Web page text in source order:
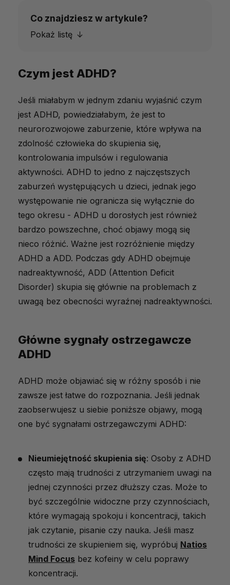
Co znajdziesz w artykule?
Pokaż listę
Czym jest ADHD?
normalnym zachowaniem a ADHD?
Kiedy szukać pomocy specjalisty?
Znane osoby żyjące z ADHD
Podsumowanie o ADHD
Suplementy diety, które mogą być
pomocne przy ADHD:
Czym jest ADHD?
Jeśli miałabym w jednym zdaniu wyjaśnić czym
jest ADHD, powiedziałabym, że jest to
neurorozwojowe zaburzenie, które wpływa na
zdolność człowieka do skupienia się,
kontrolowania impulsów i regulowania
aktywności. ADHD to jedno z najczęstszych
zaburzeń występujących u dzieci, jednak jego
występowanie nie ogranicza się wyłącznie do
tego okresu - ADHD u dorosłych jest również
bardzo powszechne, choć objawy mogą się
nieco różnić. Ważne jest rozróżnienie między
ADHD a ADD. Podczas gdy ADHD obejmuje
nadreaktywność, ADD (Attention Deficit
Disorder) skupia się głównie na problemach z
uwagą bez obecności wyraźnej nadreaktywności.
Główne sygnały ostrzegawcze
ADHD
ADHD może objawiać się w różny sposób i nie
zawsze jest łatwe do rozpoznania. Jeśli jednak
zaobserwujesz u siebie poniższe objawy, mogą
one być sygnałami ostrzegawczymi ADHD:
Nieumiejętność skupienia się: Osoby z ADHD
często mają trudności z utrzymaniem uwagi na
jednej czynności przez dłuższy czas. Może to
być szczególnie widoczne przy czynnościach,
które wymagają spokoju i koncentracji, takich
jak czytanie, pisanie czy nauka. Jeśli masz
trudności ze skupieniem się, wypróbuj Natios
Mind Focus bez kofeiny w celu poprawy
koncentracji.